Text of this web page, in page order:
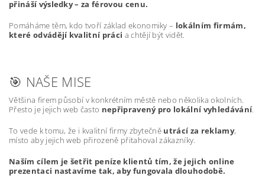
přináší výsledky – za férovou cenu.
Pomáháme těm, kdo tvoří základ ekonomiky – lokálním firmám,
které odvádějí kvalitní práci a chtějí být vidět.
🎯 NAŠE MISE
Většina firem působí v konkrétním městě nebo několika okolních.
Přesto je jejich web často nepřipravený pro lokální vyhledávání.
To vede k tomu, že i kvalitní firmy zbytečně utrácí za reklamy,
místo aby jejich web přirozeně přitahoval zákazníky.
Naším cílem je šetřit peníze klientů tím, že jejich online
prezentaci nastavíme tak, aby fungovala dlouhodobě.